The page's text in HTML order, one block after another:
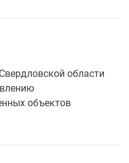
области
объектов